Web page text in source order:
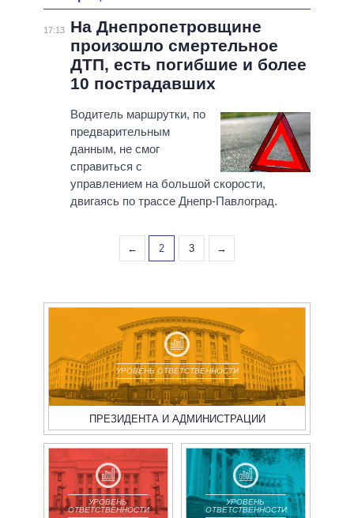
17:13
На Днепропетровщине
произошло смертельное
ДТП, есть погибшие и более
10 пострадавших
Водитель маршрутки, по
предварительным
данным, не смог
справиться с
управлением на большой скорости,
двигаясь по трассе Днепр-Павлоград.
← 2 3 →
УРОВЕНЬ ОТВЕТСТВЕННОСТИ
ПРЕЗИДЕНТА И АДМИНИСТРАЦИИ
УРОВЕНЬ
ОТВЕТСТВЕННОСТИ
УРОВЕНЬ
ОТВЕТСТВЕННОСТИ